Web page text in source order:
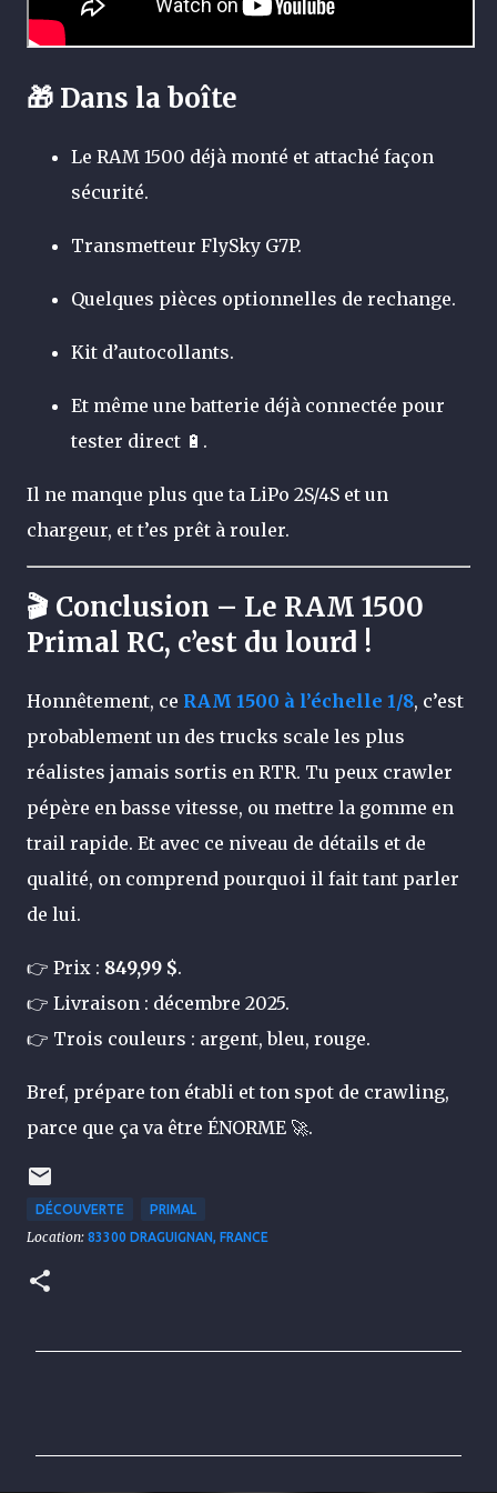
🎁 Dans la boîte
Le RAM 1500 déjà monté et attaché façon
sécurité.
Transmetteur FlySky G7P.
Quelques pièces optionnelles de rechange.
Kit d’autocollants.
Et même une batterie déjà connectée pour
tester direct 🔋.
Il ne manque plus que ta LiPo 2S/4S et un
chargeur, et t’es prêt à rouler.
🎬 Conclusion – Le RAM 1500
Primal RC, c’est du lourd !
Honnêtement, ce RAM 1500 à l’échelle 1/8, c’est
probablement un des trucks scale les plus
réalistes jamais sortis en RTR. Tu peux crawler
pépère en basse vitesse, ou mettre la gomme en
trail rapide. Et avec ce niveau de détails et de
qualité, on comprend pourquoi il fait tant parler
de lui.
👉 Prix : 849,99 $.
👉 Livraison : décembre 2025.
👉 Trois couleurs : argent, bleu, rouge.
Bref, prépare ton établi et ton spot de crawling,
parce que ça va être ÉNORME 🚀.
DÉCOUVERTE PRIMAL
Location: 83300 DRAGUIGNAN, FRANCE